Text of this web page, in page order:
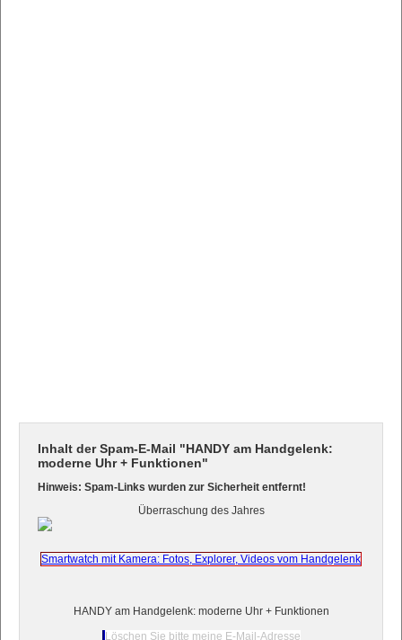
Inhalt der Spam-E-Mail "HANDY am Handgelenk:
moderne Uhr + Funktionen"
Hinweis: Spam-Links wurden zur Sicherheit entfernt!
Überraschung des Jahres
Smartwatch mit Kamera: Fotos, Explorer, Videos vom Handgelenk
HANDY am Handgelenk: moderne Uhr + Funktionen
Löschen Sie bitte meine E-Mail-Adresse